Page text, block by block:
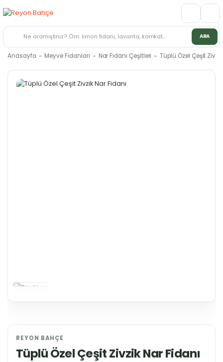
ARA
Anasayfa Meyve Fidanları Nar Fidanı Çeşitleri Tüplü Özel Çeşit
REYON BAHÇE
Tüplü Özel Çeşit Zivzik Nar Fidanı